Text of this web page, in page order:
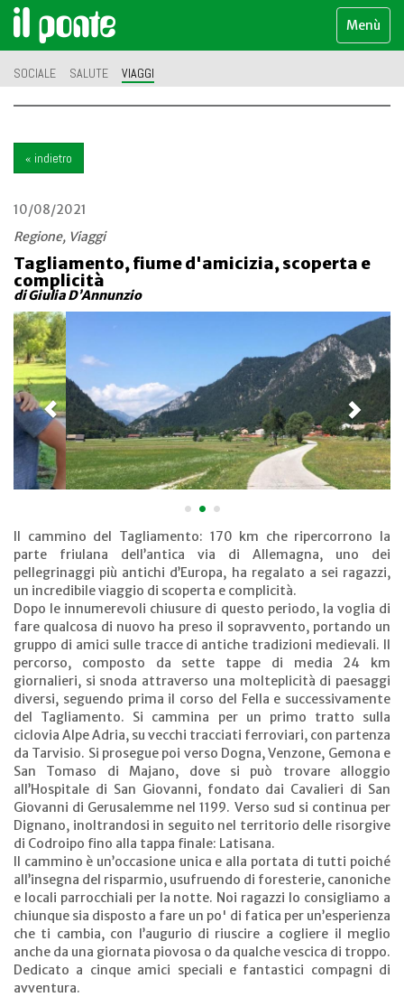
Menù
SOCIALE SALUTE VIAGGI
« indietro
10/08/2021
Regione, Viaggi
Tagliamento, fiume d'amicizia, scoperta e
complicità
di Giulia D’Annunzio
• • •
Il cammino del Tagliamento: 170 km che ripercorrono la
parte friulana dell’antica via di Allemagna, uno dei
pellegrinaggi più antichi d’Europa, ha regalato a sei ragazzi,
un incredibile viaggio di scoperta e complicità.
Dopo le innumerevoli chiusure di questo periodo, la voglia di
fare qualcosa di nuovo ha preso il sopravvento, portando un
gruppo di amici sulle tracce di antiche tradizioni medievali. Il
percorso, composto da sette tappe di media 24 km
giornalieri, si snoda attraverso una molteplicità di paesaggi
diversi, seguendo prima il corso del Fella e successivamente
del Tagliamento. Si cammina per un primo tratto sulla
ciclovia Alpe Adria, su vecchi tracciati ferroviari, con partenza
da Tarvisio. Si prosegue poi verso Dogna, Venzone, Gemona e
San Tomaso di Majano, dove si può trovare alloggio
all’Hospitale di San Giovanni, fondato dai Cavalieri di San
Giovanni di Gerusalemme nel 1199. Verso sud si continua per
Dignano, inoltrandosi in seguito nel territorio delle risorgive
di Codroipo fino alla tappa finale: Latisana.
Il cammino è un’occasione unica e alla portata di tutti poiché
all’insegna del risparmio, usufruendo di foresterie, canoniche
e locali parrocchiali per la notte. Noi ragazzi lo consigliamo a
chiunque sia disposto a fare un po' di fatica per un’esperienza
che ti cambia, con l’augurio di riuscire a cogliere il meglio
anche da una giornata piovosa o da qualche vescica di troppo.
Dedicato a cinque amici speciali e fantastici compagni di
avventura.